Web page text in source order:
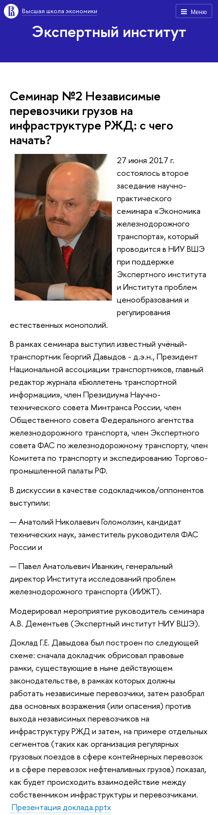
Меню
Высшая школа экономики
Экспертный институт
Семинар №2 Независимые
перевозчики грузов на
инфраструктуре РЖД: с чего
начать?
27 июня 2017 г.
состоялось второе
заседание научно-
практического
семинара «Экономика
железнодорожного
транспорта», который
проводится в НИУ ВШЭ
при поддержке
Экспертного института
и Института проблем
ценообразования и
регулирования
естественных монополий.
В рамках семинара выступил известный учёный-
транспортник Георгий Давыдов - д.э.н., Президент
Национальной ассоциации транспортников, главный
редактор журнала «Бюллетень транспортной
информации», член Президиума Научно-
технического совета Минтранса России, член
Общественного совета Федерального агентства
железнодорожного транспорта, член Экспертного
совета ФАС по железнодорожному транспорту, член
Комитета по транспорту и экспедированию Торгово-
промышленной палаты РФ.
В дискуссии в качестве содокладчиков/оппонентов
выступили:
Анатолий Николаевич Голомолзин, кандидат
технических наук, заместитель руководителя ФАС
России и
Павел Анатольевич Иванкин, генеральный
директор Института исследований проблем
железнодорожного транспорта (ИИЖТ).
Модерировал мероприятие руководитель семинара
А.В. Дементьев (Экспертный институт НИУ ВШЭ).
Доклад Г.Е. Давыдова был построен по следующей
схеме: сначала докладчик обрисовал правовые
рамки, существующие в ныне действующем
законодательстве, в рамках которых должны
работать независимые перевозчики, затем разобрал
два основных возражения (или опасения) против
выхода независимых перевозчиков на
инфраструктуру РЖД и затем, на примере отдельных
сегментов (таких как организация регулярных
грузовых поездов в сфере контейнерных перевозок
и в сфере перевозок нефтеналивных грузов) показал,
как будет происходить взаимодействие между
собственником инфраструктуры и перевозчиками.
Презентация доклада.pptx